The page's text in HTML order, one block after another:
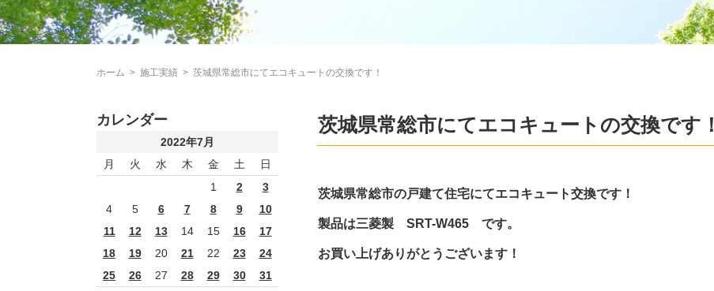
ホーム > 施工実績 > 茨城県常総市にてエコキュートの交換です！
茨城県常総市にてエコキュートの交換です！
茨城県常総市の戸建て住宅にてエコキュート交換です！
製品は三菱製 SRT-W465 です。
お買い上げありがとうございます！
カレンダー
2022年7月
月
火 水 木 金 土 日
1 2
3
4
5 6 7 8 9
10
11
12 13 14 15 16
17
18
19 20 21 22 23
24
25
26 27 28 29 30 31